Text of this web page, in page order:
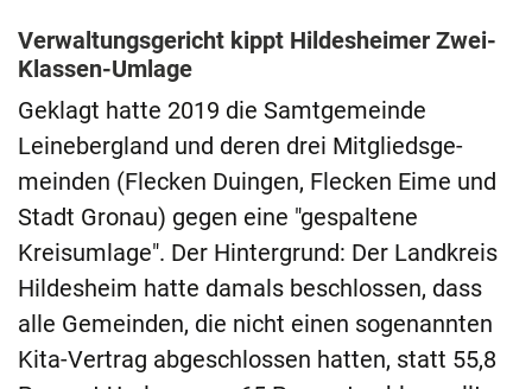
Verwaltungsgericht kippt Hildesheimer Zwei-
Klassen-Umlage
Geklagt hatte 2019 die Samtgemeinde
Leinebergland und deren drei Mitglieds­ge­
meinden (Flecken Duingen, Flecken Eime und
Stadt Gronau) gegen eine "gespaltene
Kreisumlage". Der Hintergrund: Der Landkreis
Hildesheim hatte damals beschlossen, dass
alle Gemeinden, die nicht einen sogenannten
Kita-Vertrag abgeschlossen hatten, statt 55,8